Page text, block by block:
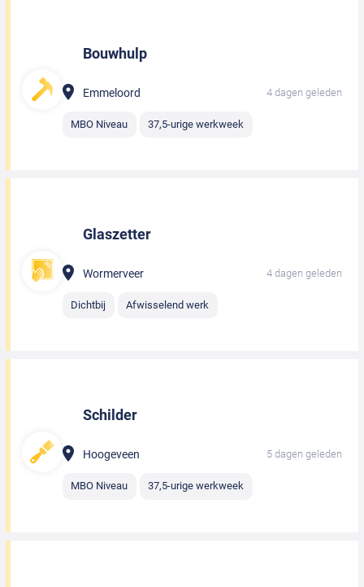
Bouwhulp
Emmeloord 4 dagen geleden
MBO Niveau 37,5-urige werkweek
Glaszetter
Wormerveer 4 dagen geleden
Dichtbij Afwisselend werk
Schilder
Hoogeveen 5 dagen geleden
MBO Niveau 37,5-urige werkweek